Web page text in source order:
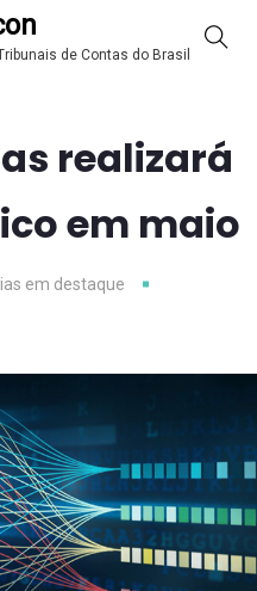
de Contas do Brasil
realizará
em maio
em destaque